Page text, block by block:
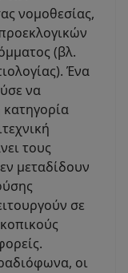
νομοθεσίας,
(βλ.
Ένα
να
κατηγορία
τους
μεταδίδουν
σε
οι